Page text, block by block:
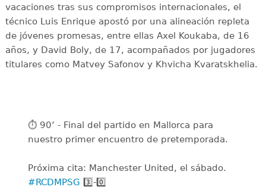
vacaciones tras sus compromisos internacionales, el
técnico Luis Enrique apostó por una alineación repleta
de jóvenes promesas, entre ellas Axel Koukaba, de 16
años, y David Boly, de 17, acompañados por jugadores
titulares como Matvey Safonov y Khvicha Kvaratskhelia.
⏱️ 90’ - Final del partido en Mallorca para
nuestro primer encuentro de pretemporada.
Próxima cita: Manchester United, el sábado.
#RCDMPSG 3️⃣-0️⃣